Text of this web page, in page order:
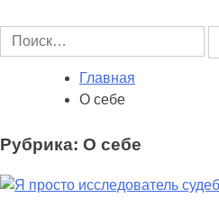
Найти:
Главная
О себе
Рубрика: О себе